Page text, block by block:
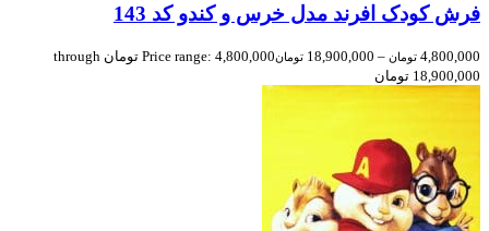
فرش کودک افرند مدل خرس و کندو کد 143
4,800,000 تومان –
18,900,000 تومان
Price range: 4,800,000 تومان through
18,900,000 تومان